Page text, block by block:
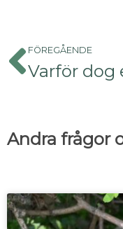
FÖREGÅENDE
Andra frågor